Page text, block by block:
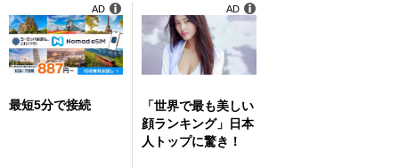
最短5分で接続
AD
「世界で最も美しい
顔ランキング」日本
人トップに驚き！
AD